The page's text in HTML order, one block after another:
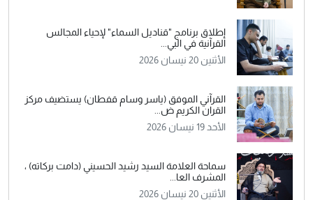
إطلاق برنامج "قناديل السماء" لإحياء المجالس
القرآنية في البي...
الأثنين 20 نيسان 2026
القرآني الموفق (ياسر وسام قفطان) يستضيف مركز
القران الكريم ض...
الأحد 19 نيسان 2026
سماحة العلامة السيد رشيد الحسيني (دامت بركاته) ،
المشرف العا...
الأثنين 20 نيسان 2026